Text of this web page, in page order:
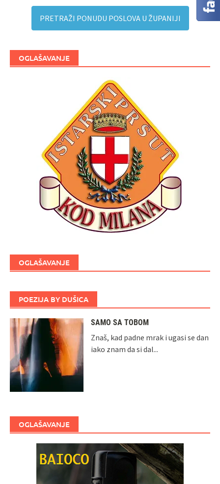
PRETRAŽI PONUDU POSLOVA U ŽUPANIJI
OGLAŠAVANJE
OGLAŠAVANJE
POEZIJA BY DUŠICA
SAMO SA TOBOM
Znaš, kad padne mrak i ugasi se dan
iako znam da si dal...
OGLAŠAVANJE